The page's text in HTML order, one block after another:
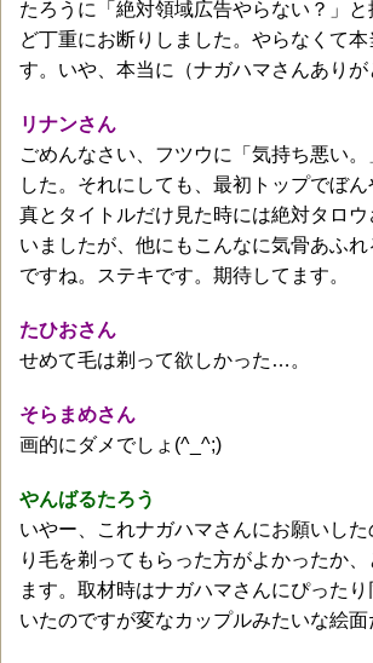
たろうに「絶対領域広告やらない？」
ど丁重にお断りしました。やらなくて
す。いや、本当に（ナガハマさんありが
リナンさん
ごめんなさい、フツウに「気持ち悪い。
した。それにしても、最初トップでぼ
真とタイトルだけ見た時には絶対タロ
いましたが、他にもこんなに気骨あふ
ですね。ステキです。期待してます。
たひおさん
せめて毛は剃って欲しかった…。
そらまめさん
画的にダメでしょ(^_^;)
やんばるたろう
いやー、これナガハマさんにお願いし
り毛を剃ってもらった方がよかったか
ます。取材時はナガハマさんにぴった
いたのですが変なカップルみたいな絵面